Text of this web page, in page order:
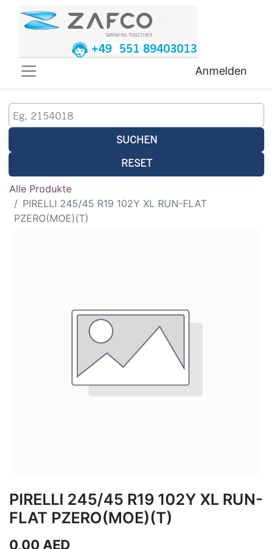
+49 551 89403013
Anmelden
SUCHEN
RESET
Alle Produkte
PIRELLI 245/45 R19 102Y XL RUN-FLAT
PZERO(MOE)(T)
PIRELLI 245/45 R19 102Y XL RUN-
FLAT PZERO(MOE)(T)
0,00 AED